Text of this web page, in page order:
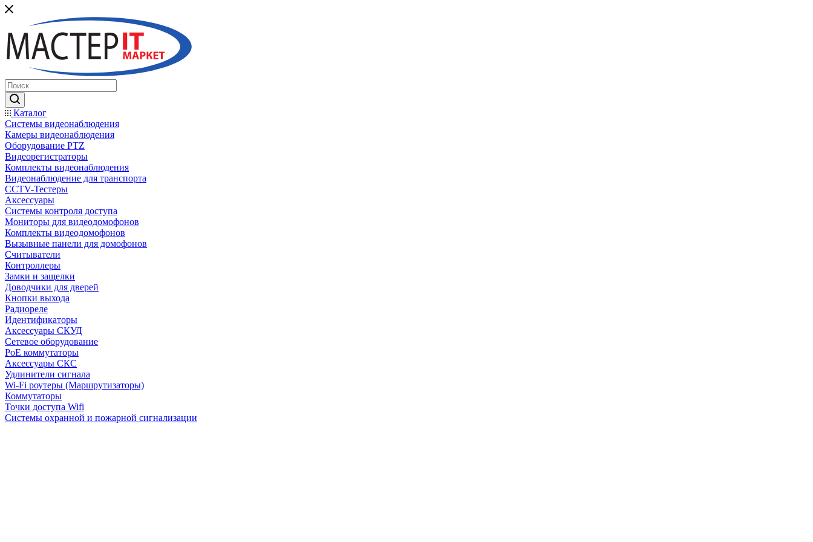
Каталог
Системы видеонаблюдения
Камеры видеонаблюдения
Оборудование PTZ
Видеорегистраторы
Комплекты видеонаблюдения
Видеонаблюдение для транспорта
CCTV-Тестеры
Аксессуары
Системы контроля доступа
Мониторы для видеодомофонов
Комплекты видеодомофонов
Вызывные панели для домофонов
Считыватели
Контроллеры
Замки и защелки
Доводчики для дверей
Кнопки выхода
Радиореле
Идентификаторы
Аксессуары СКУД
Сетевое оборудование
PoE коммутаторы
Аксессуары СКС
Удлинители сигнала
Wi-Fi роутеры (Маршрутизаторы)
Коммутаторы
Точки доступа Wifi
Системы охранной и пожарной сигнализации